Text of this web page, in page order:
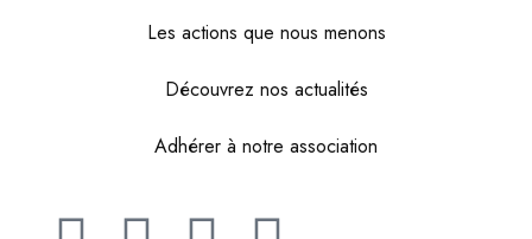
Les actions que nous menons
Découvrez nos actualités
Adhérer à notre association